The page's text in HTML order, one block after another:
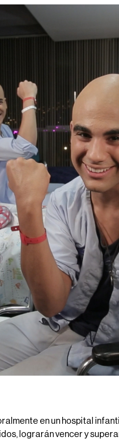
en un hospital
lograrán vencer y